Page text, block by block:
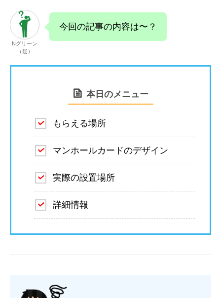
Nグリーン
（疑）
今回の記事の内容は〜？
本日のメニュー
もらえる場所
マンホールカードのデザイン
実際の設置場所
詳細情報